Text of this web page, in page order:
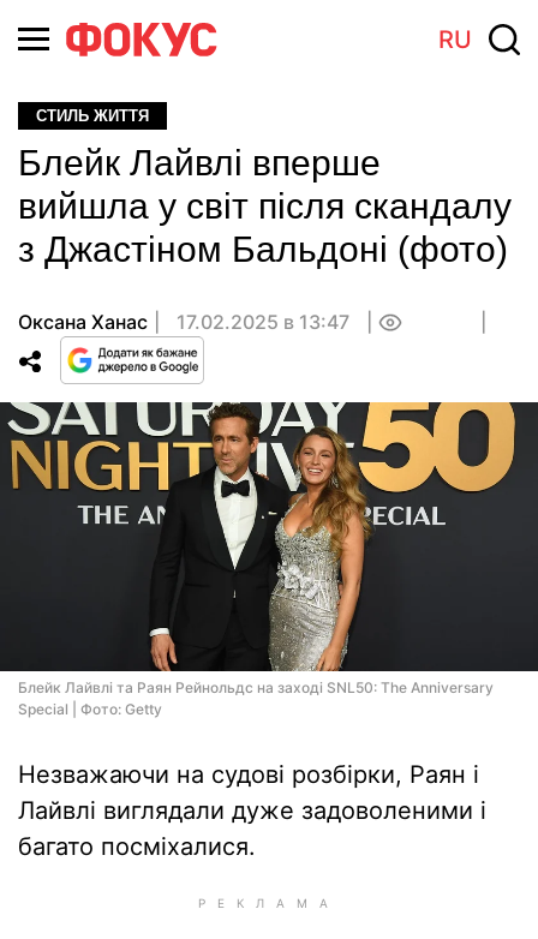
RU
СТИЛЬ ЖИТТЯ
Блейк Лайвлі вперше
вийшла у світ після скандалу
з Джастіном Бальдоні (фото)
Оксана Ханас 17.02.2025 в 13:47
Блейк Лайвлі та Раян Рейнольдс на заході SNL50: The Anniversary
Special | Фото: Getty
Незважаючи на судові розбірки, Раян і
Лайвлі виглядали дуже задоволеними і
багато посміхалися.